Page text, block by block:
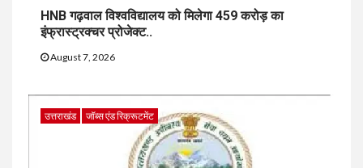
HNB गढ़वाल विश्वविद्यालय को मिलेगा 459 करोड़ का
इंफ्रास्ट्रक्चर प्रोजेक्ट..
August 7, 2026
उत्तराखंड जॉब्स एंड रिक्रूटमेंट